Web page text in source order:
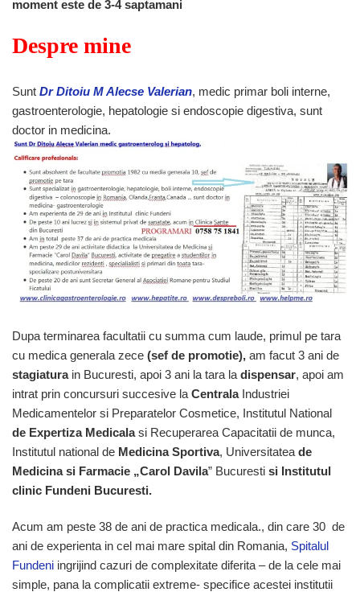
moment este de 3-4 saptamani
Despre mine
Sunt Dr Ditoiu M Alecse Valerian, medic primar boli interne,
gastroenterologie, hepatologie si endoscopie digestiva, sunt
doctor in medicina.
Dupa terminarea facultatii cu summa cum laude, primul pe tara
cu medica generala zece (sef de promotie), am facut 3 ani de
stagiaturain Bucuresti, apoi 3 ani la tara la dispensar, apoi am
intrat prin concursuri succesive la CentralaIndustriei
Medicamentelor si Preparatelor Cosmetice, Institutul National
de Expertiza Medicalasi Recuperarea Capacitatii de munca,
Institutul national de Medicina Sportiva, Universitatea de
Medicina si Farmacie „Carol Davila” Bucuresti si Institutul
clinic Fundeni Bucuresti.
Acum am peste 38 de ani de practica medicala., din care 30 de
ani de experienta in cel mai mare spital din Romania, Spitalul
Fundeni ingrijind cazuri de complexitate diferita – de la cele mai
simple, pana la complicatii extreme- specifice acestei institutii